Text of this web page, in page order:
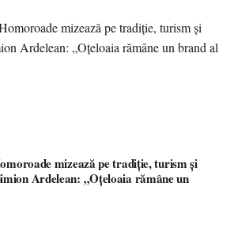
mizează pe tradiție, turism și